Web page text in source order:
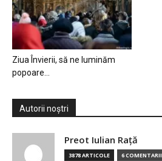
Ziua Învierii, să ne luminăm
popoare…
Autorii noștri
Preot Iulian Raţă
3878 ARTICOLE 6 COMENTARII